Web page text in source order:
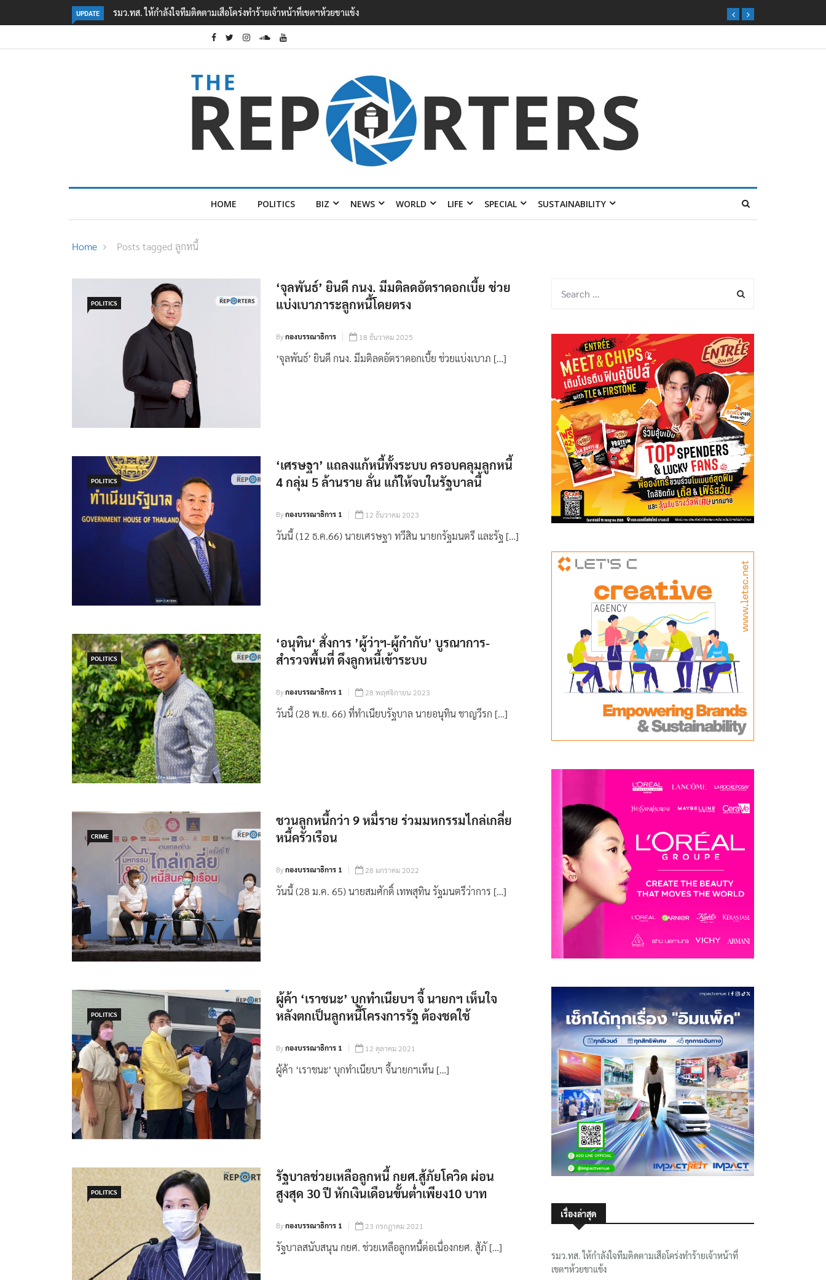
UPDATE
ำร้ายเจ้าหน้าที่เขตฯห้วยขาแข้ง‘ภาคประชาสังคม’ รวมตัวคัดค้าน ‘มิน ออง ไลง์’ เยือนไทย ขึงป้าย ‘ไม่
ต้อนรับอาชญากร’
HOME POLITICS BIZ NEWS WORLD LIFE SPECIAL SUSTAINABILITY
Home Posts tagged ลูกหนี้
POLITICS
‘จุลพันธ์’ ยินดี กนง. มีมติลดอัตราดอกเบี้ย ช่วย
แบ่งเบาภาระลูกหนี้โดยตรง
Byกองบรรณาธิการ 18 ธันวาคม 2025
‘จุลพันธ์’ ยินดี กนง. มีมติลดอัตราดอกเบี้ย ช่วยแบ่งเบาภ […]
POLITICS
‘เศรษฐา’ แถลงแก้หนี้ทั้งระบบ ครอบคลุมลูกหนี้
4 กลุ่ม 5 ล้านราย ลั่น แก้ให้จบในรัฐบาลนี้
Byกองบรรณาธิการ 1 12 ธันวาคม 2023
วันนี้ (12 ธ.ค.66) นายเศรษฐา ทวีสิน นายกรัฐมนตรี และรัฐ […]
POLITICS
‘อนุทิน‘ สั่งการ ’ผู้ว่าฯ-ผู้กำกับ’ บูรณาการ-
สำรวจพื้นที่ ดึงลูกหนี้เข้าระบบ
Byกองบรรณาธิการ 1 28 พฤศจิกายน 2023
วันนี้ (28 พ.ย. 66) ที่ทําเนียบรัฐบาล นายอนุทิน ชาญวีรก […]
CRIME
ชวนลูกหนี้กว่า 9 หมื่ราย ร่วมมหกรรมไกล่เกลี่ย
หนี้ครัวเรือน
Byกองบรรณาธิการ 1 28 มกราคม 2022
วันนี้ (28 ม.ค. 65) นายสมศักดิ์ เทพสุทิน รัฐมนตรีว่าการ […]
POLITICS
ผู้ค้า ‘เราชนะ’ บุกทำเนียบฯ จี้ นายกฯ เห็นใจ
หลังตกเป็นลูกหนี้โครงการรัฐ ต้องชดใช้
Byกองบรรณาธิการ 1 12 ตุลาคม 2021
ผู้ค้า ‘เราชนะ’ บุกทำเนียบฯ จี้นายกฯเห็น […]
POLITICS
รัฐบาลช่วยเหลือลูกหนี้ กยศ.สู้ภัยโควิด ผ่อน
สูงสุด 30 ปี หักเงินเดือนขั้นต่ำเพียง10 บาท
Byกองบรรณาธิการ 1 23 กรกฎาคม 2021
รัฐบาลสนับสนุน กยศ. ช่วยเหลือลูกหนี้ต่อเนื่องกยศ. สู้ภั […]
เรื่องล่าสุด
รมว.ทส. ให้กำลังใจทีมติดตามเสือโคร่งทำร้ายเจ้าหน้าที่
เขตฯห้วยขาแข้ง